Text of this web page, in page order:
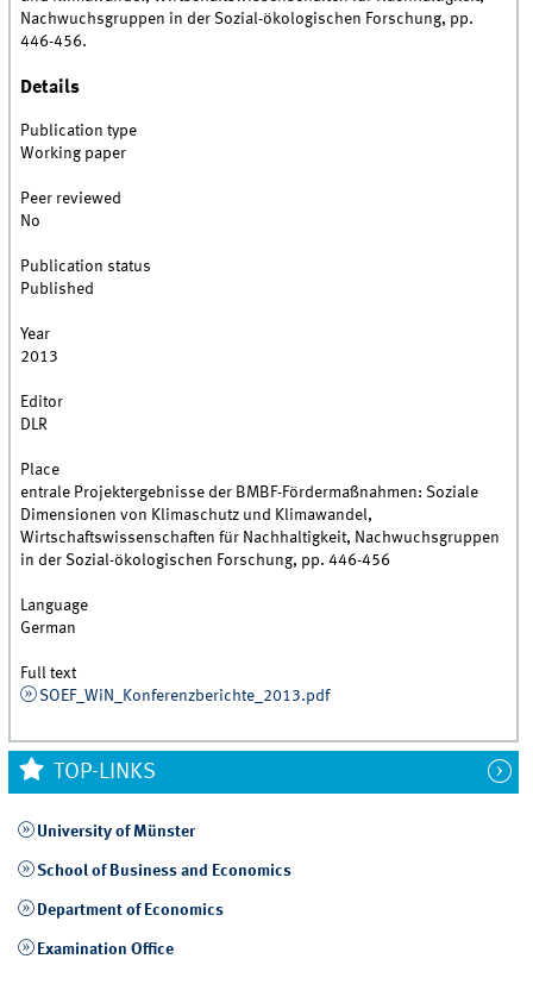
Nachwuchsgruppen in der Sozial-ökologischen Forschung, pp.
446-456.
Details
Publication type
Working paper
Peer reviewed
No
Publication status
Published
Year
2013
Editor
DLR
Place
entrale Projektergebnisse der BMBF-Fördermaßnahmen: Soziale
Dimensionen von Klimaschutz und Klimawandel,
Wirtschaftswissenschaften für Nachhaltigkeit, Nachwuchsgruppen
in der Sozial-ökologischen Forschung, pp. 446-456
Language
German
Full text
SOEF_WiN_Konferenzberichte_2013.pdf
TOP-LINKS
University of Münster
School of Business and Economics
Department of Economics
Examination Office